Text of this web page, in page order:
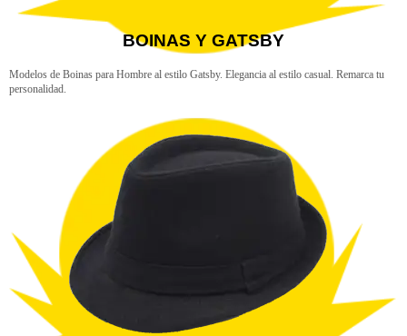
BOINAS Y GATSBY
Modelos de Boinas para Hombre al estilo Gatsby. Elegancia al estilo casual. Remarca tu
personalidad.